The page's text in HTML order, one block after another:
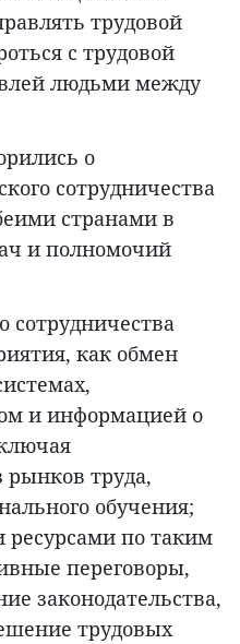
трудовой
с трудовой
людьми между
о
сотрудничества
странами в
и полномочий
сотрудничества
как обмен
и информацией о
рынков труда,
обучения;
по таким
переговоры,
законодательства,
трудовых